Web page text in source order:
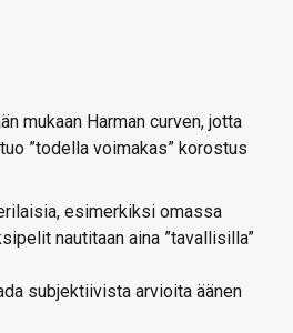
mukaan Harman curven, jotta
”todella voimakas” korostus
esimerkiksi omassa
nautitaan aina ”tavallisilla”
subjektiivista arvioita äänen